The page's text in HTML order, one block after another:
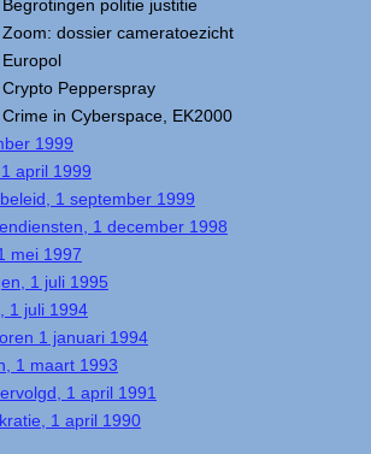
Begrotingen politie justitie
Zoom: dossier cameratoezicht
Europol
Crypto Pepperspray
Crime in Cyberspace, EK2000
1999
april 1999
1 september 1999
1 december 1998
mei 1997
1 juli 1995
1 juli 1994
1 januari 1994
1 maart 1993
1 april 1991
1 april 1990